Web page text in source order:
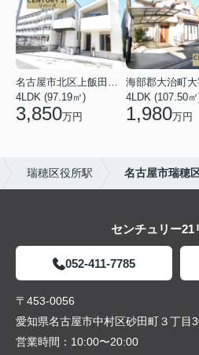
名古屋市北区上飯田北町４丁目
4LDK (97.19㎡)
3,850万円
4LDK (107.50
1,980万円
瑞穂区役所駅 名古屋市瑞穂
センチュリー21
052-411-7785
〒453-0056
愛知県名古屋市中村区砂田町３丁目
営業時間： 10:00〜20:00